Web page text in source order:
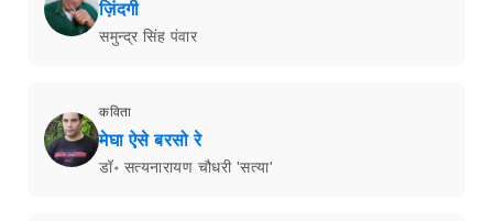
ज़िंदगी
समुन्द्र सिंह पंवार
कविता
मेघा ऐसे बरसो रे
डॉ॰ सत्यनारायण चौधरी 'सत्या'